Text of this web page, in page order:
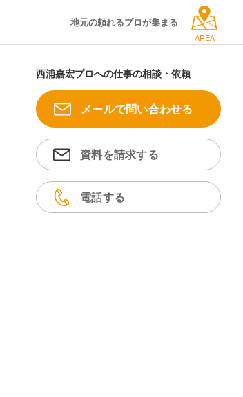
地元の頼れるプロが集まる
AREA
西浦嘉宏プロへの仕事の相談・依頼
メールで問い合わせる
資料を請求する
電話する